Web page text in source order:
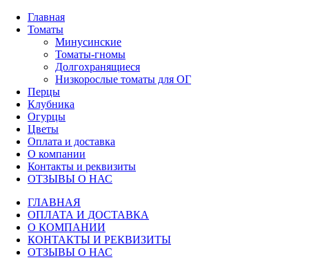
Главная
Томаты
Минусинские
Томаты-гномы
Долгохранящиеся
Низкорослые томаты для ОГ
Перцы
Клубника
Огурцы
Цветы
Оплата и доставка
О компании
Контакты и реквизиты
ОТЗЫВЫ О НАС
ГЛАВНАЯ
ОПЛАТА И ДОСТАВКА
О КОМПАНИИ
КОНТАКТЫ И РЕКВИЗИТЫ
ОТЗЫВЫ О НАС